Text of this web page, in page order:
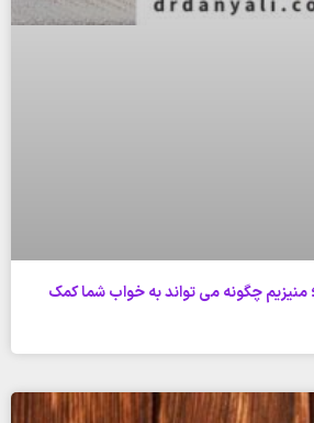
منیزیم چگونه می تواند به خواب شما کمک